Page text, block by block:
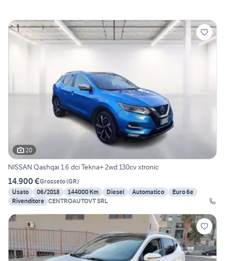
20
NISSAN Qashqai 1.6 dci Tekna+ 2wd 130cv xtronic
14.900 €Grosseto(GR)
Usato
06/2018 144000 Km Diesel Automatico
Euro 6e
Rivenditore CENTROAUTOVT SRL